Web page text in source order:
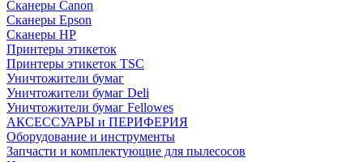
Сканеры Canon
Сканеры Epson
Сканеры HP
Принтеры этикеток
Принтеры этикеток TSC
Уничтожители бумаг
Уничтожители бумаг Deli
Уничтожители бумаг Fellowes
АКСЕССУАРЫ и ПЕРИФЕРИЯ
Оборудование и инструменты
Запчасти и комплектующие для пылесосов